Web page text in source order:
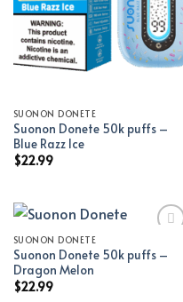
SUONON DONETE
Suonon Donete 50k puffs –
Blue Razz Ice
$22.99
Add to wishlist
SUONON DONETE
Suonon Donete 50k puffs –
Dragon Melon
$22.99